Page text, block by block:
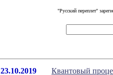
"Русский переплет"
23.10.2019
Квантовый